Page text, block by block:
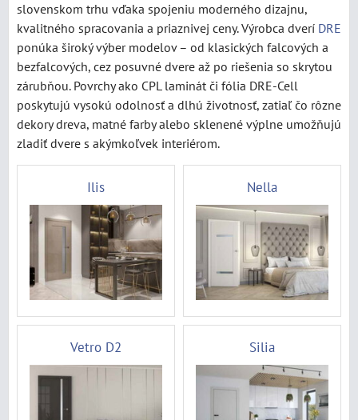
slovenskom trhu vďaka spojeniu moderného dizajnu,
kvalitného spracovania a priaznivej ceny. Výrobca dverí DRE
ponúka široký výber modelov – od klasických falcových a
bezfalcových, cez posuvné dvere až po riešenia so skrytou
zárubňou. Povrchy ako CPL laminát či fólia DRE-Cell
poskytujú vysokú odolnosť a dlhú životnosť, zatiaľ čo rôzne
dekory dreva, matné farby alebo sklenené výplne umožňujú
zladiť dvere s akýmkoľvek interiérom.
Ilis Nella
Vetro D2 Silia